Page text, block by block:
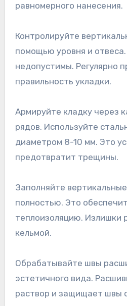
равномерного нанесения.
Контролируйте
помощью уровня и
недопустимы. Регулярно
правильность укладки.
Армируйте кладку через
рядов. Используйте
диаметром 8-10 мм. Это
предотвратит трещины.
Заполняйте
полностью. Это
теплоизоляцию. Излишки
кельмой.
Обрабатывайте швы
эстетичного вида.
раствор и защищает швы